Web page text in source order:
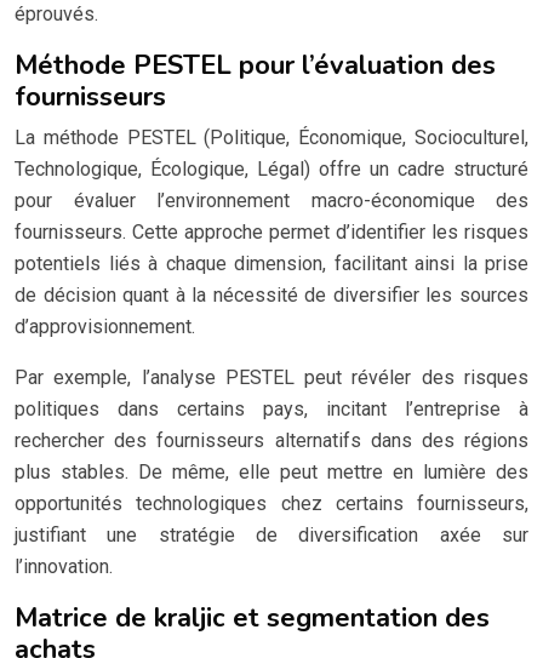
éprouvés.
Méthode PESTEL pour l’évaluation des
fournisseurs
La méthode PESTEL (Politique, Économique, Socioculturel,
Technologique, Écologique, Légal) offre un cadre structuré
pour évaluer l’environnement macro-économique des
fournisseurs. Cette approche permet d’identifier les risques
potentiels liés à chaque dimension, facilitant ainsi la prise
de décision quant à la nécessité de diversifier les sources
d’approvisionnement.
Par exemple, l’analyse PESTEL peut révéler des risques
politiques dans certains pays, incitant l’entreprise à
rechercher des fournisseurs alternatifs dans des régions
plus stables. De même, elle peut mettre en lumière des
opportunités technologiques chez certains fournisseurs,
justifiant une stratégie de diversification axée sur
l’innovation.
Matrice de kraljic et segmentation des
achats